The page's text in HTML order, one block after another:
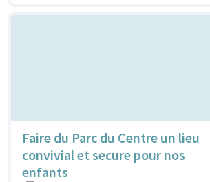
Faire du Parc du Centre un lieu
convivial et secure pour nos
enfants